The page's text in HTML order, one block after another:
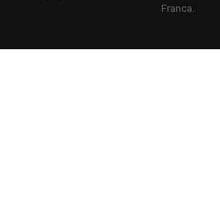
Franca.